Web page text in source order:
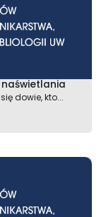
naświetlania
dowie, kto...